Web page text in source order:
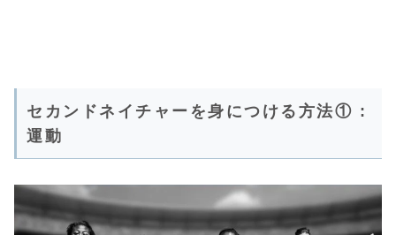
セカンドネイチャーを身につける方法① :
運動